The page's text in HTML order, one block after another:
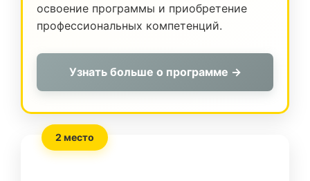
освоение программы и приобретение
профессиональных компетенций.
Узнать больше о программе →
2 место